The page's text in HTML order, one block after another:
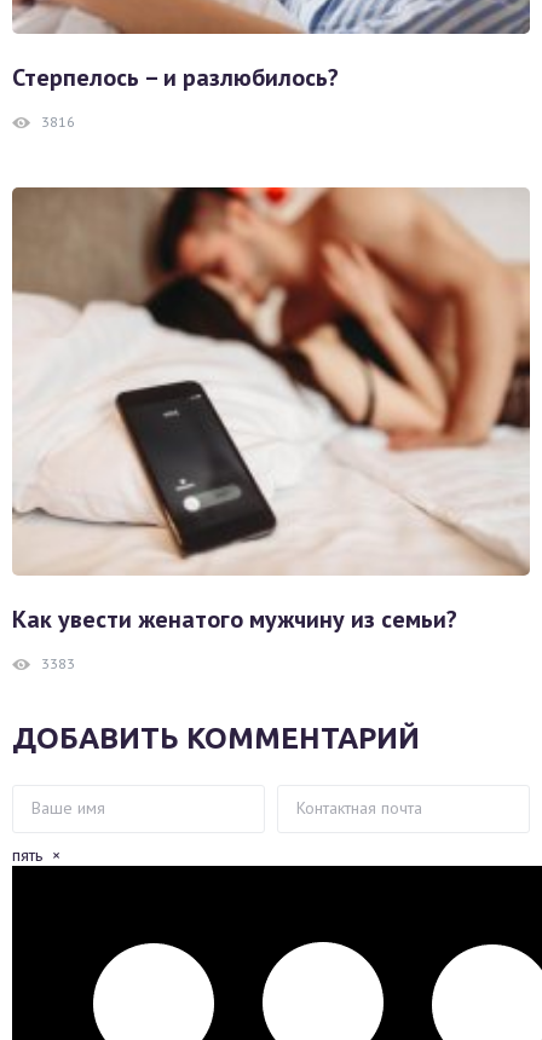
Стерпелось – и разлюбилось?
3816
Как увести женатого мужчину из семьи?
3383
ДОБАВИТЬ КОММЕНТАРИЙ
пять ×